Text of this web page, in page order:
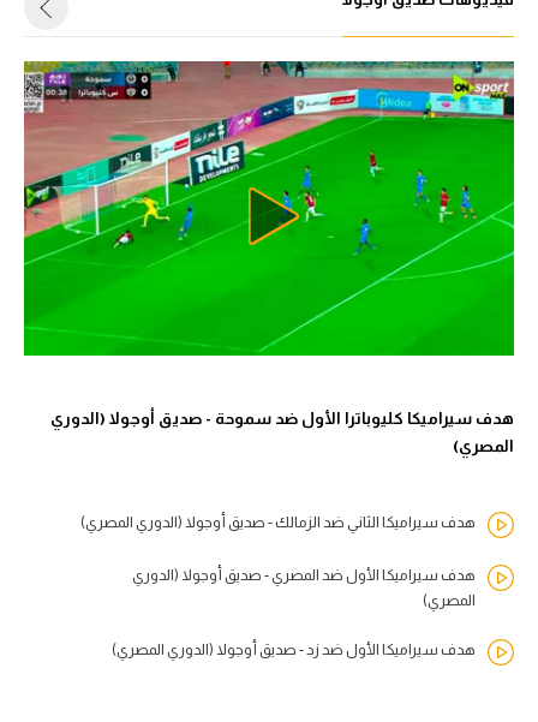
هدف سيراميكا كليوباترا الأول ضد سموحة - صديق أوجولا (الدوري
المصري)
هدف سيراميكا الثاني ضد الزمالك - صديق أوجولا (الدوري المصري)
هدف سيراميكا الأول ضد المصري - صديق أوجولا (الدوري
المصري)
هدف سيراميكا الأول ضد زد - صديق أوجولا (الدوري المصري)